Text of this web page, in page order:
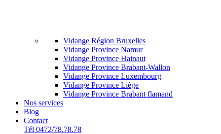
Vidange Région Bruxelles
Vidange Province Namur
Vidange Province Hainaut
Vidange Province Brabant-Wallon
Vidange Province Luxembourg
Vidange Province Liège
Vidange Province Brabant flamand
Nos services
Blog
Contact
Tél 0472/78.78.78